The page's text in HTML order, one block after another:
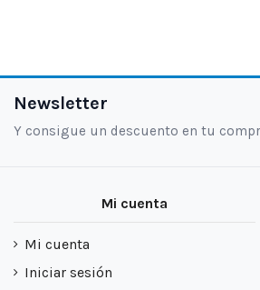
Newsletter
Y consigue un descuento en tu
Mi cuenta
Mi cuenta
Iniciar sesión